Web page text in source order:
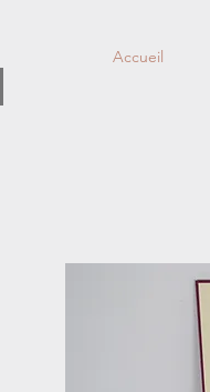
Accueil